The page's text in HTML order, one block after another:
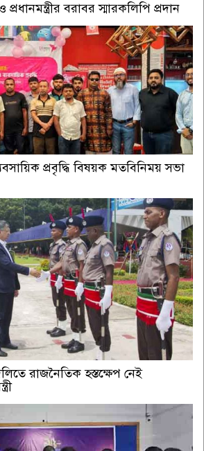
বরাবর স্মারকলিপি প্রদান
প্রবৃদ্ধি বিষয়ক মতবিনিময় সভা
রাজনৈতিক হস্তক্ষেপ নেই